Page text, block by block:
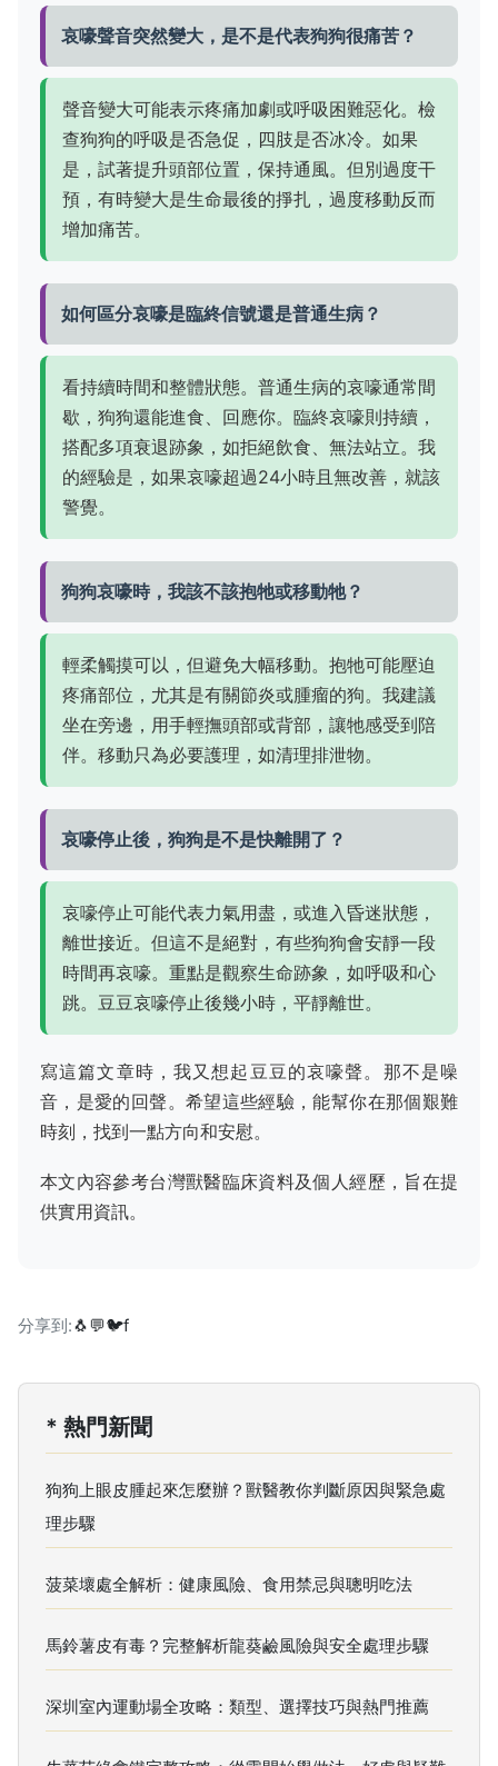
哀嚎聲音突然變大，是不是代表狗狗很痛苦？
聲音變大可能表示疼痛加劇或呼吸困難惡化。檢
查狗狗的呼吸是否急促，四肢是否冰冷。如果
是，試著提升頭部位置，保持通風。但別過度干
預，有時變大是生命最後的掙扎，過度移動反而
增加痛苦。
如何區分哀嚎是臨終信號還是普通生病？
看持續時間和整體狀態。普通生病的哀嚎通常間
歇，狗狗還能進食、回應你。臨終哀嚎則持續，
搭配多項衰退跡象，如拒絕飲食、無法站立。我
的經驗是，如果哀嚎超過24小時且無改善，就該
警覺。
狗狗哀嚎時，我該不該抱牠或移動牠？
輕柔觸摸可以，但避免大幅移動。抱牠可能壓迫
疼痛部位，尤其是有關節炎或腫瘤的狗。我建議
坐在旁邊，用手輕撫頭部或背部，讓牠感受到陪
伴。移動只為必要護理，如清理排泄物。
哀嚎停止後，狗狗是不是快離開了？
哀嚎停止可能代表力氣用盡，或進入昏迷狀態，
離世接近。但這不是絕對，有些狗狗會安靜一段
時間再哀嚎。重點是觀察生命跡象，如呼吸和心
跳。豆豆哀嚎停止後幾小時，平靜離世。
寫這篇文章時，我又想起豆豆的哀嚎聲。那不是噪
音，是愛的回聲。希望這些經驗，能幫你在那個艱難
時刻，找到一點方向和安慰。
本文內容參考台灣獸醫臨床資料及個人經歷，旨在提
供實用資訊。
分享到:🐧💬🐦f
* 熱門新聞
狗狗上眼皮腫起來怎麼辦？獸醫教你判斷原因與緊急處
理步驟
菠菜壞處全解析：健康風險、食用禁忌與聰明吃法
馬鈴薯皮有毒？完整解析龍葵鹼風險與安全處理步驟
深圳室內運動場全攻略：類型、選擇技巧與熱門推薦